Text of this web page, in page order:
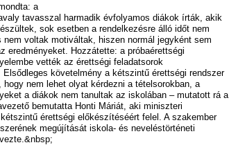
a
tavasszal harmadik évfolyamos diákok írták, akik
sok esetben a rendelkezésre álló időt nem
nem voltak motiváltak, hiszen normál jegyként sem
eredményeket. Hozzátette: a próbaérettségi
vették az érettségi feladatsorok
követelmény a kétszintű érettségi rendszer
hogy nem lehet olyat kérdezni a tételsorokban, a
a diákok nem tanultak az iskolában – mutatott rá a
bemutatta Honti Máriát, aki miniszteri
érettségi előkészítéséért felel. A szakember
megújítását iskola- és neveléstörténeti